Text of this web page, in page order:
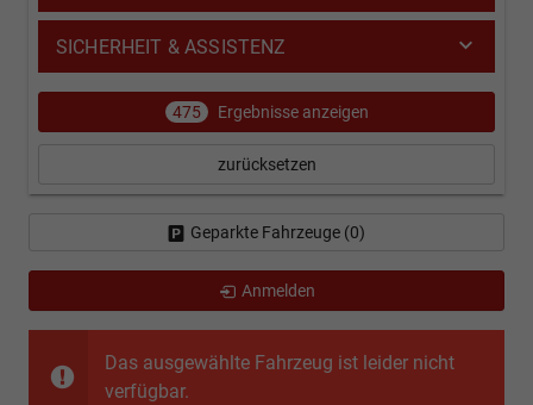
Das ausgewählte Fahrzeug ist leider nicht
verfügbar.
SICHERHEIT & ASSISTENZ
475 Ergebnisse anzeigen
zurücksetzen
Geparkte Fahrzeuge (0)
Anmelden